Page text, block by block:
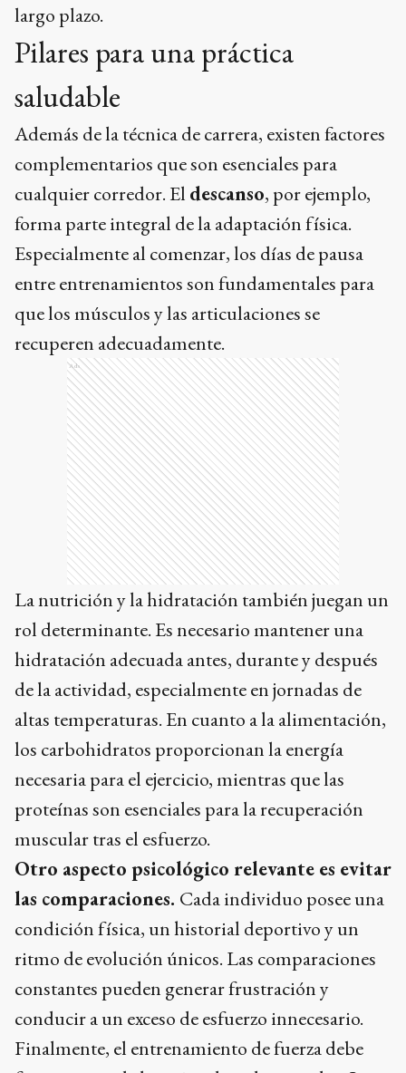
largo plazo.
Pilares para una práctica
saludable
Además de la técnica de carrera, existen factores
complementarios que son esenciales para
cualquier corredor. El descanso, por ejemplo,
forma parte integral de la adaptación física.
Especialmente al comenzar, los días de pausa
entre entrenamientos son fundamentales para
que los músculos y las articulaciones se
recuperen adecuadamente.
Ads
La nutrición y la hidratación también juegan un
rol determinante. Es necesario mantener una
hidratación adecuada antes, durante y después
de la actividad, especialmente en jornadas de
altas temperaturas. En cuanto a la alimentación,
los carbohidratos proporcionan la energía
necesaria para el ejercicio, mientras que las
proteínas son esenciales para la recuperación
muscular tras el esfuerzo.
Otro aspecto psicológico relevante es evitar
las comparaciones. Cada individuo posee una
condición física, un historial deportivo y un
ritmo de evolución únicos. Las comparaciones
constantes pueden generar frustración y
conducir a un exceso de esfuerzo innecesario.
Finalmente, el entrenamiento de fuerza debe